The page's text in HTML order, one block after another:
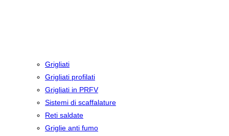
Grigliati
Grigliati profilati
Grigliati in PRFV
Sistemi di scaffalature
Reti saldate
Griglie anti fumo